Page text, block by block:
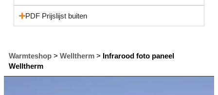
PDF Prijslijst buiten
Warmteshop > Welltherm > Infrarood foto paneel
Welltherm